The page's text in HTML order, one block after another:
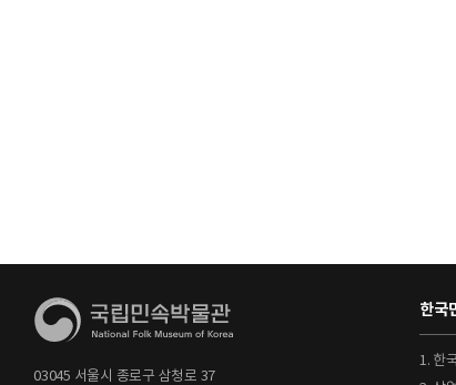
03045 서울시 종로구 삼청로 37
한국
1. 한